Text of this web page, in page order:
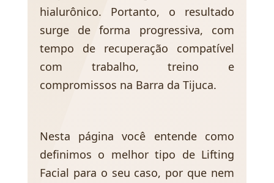
hialurônico. Portanto, o resultado
surge de forma progressiva, com
tempo de recuperação compatível
com trabalho, treino e
compromissos na Barra da Tijuca.
Nesta página você entende como
definimos o melhor tipo de Lifting
Facial para o seu caso, por que nem